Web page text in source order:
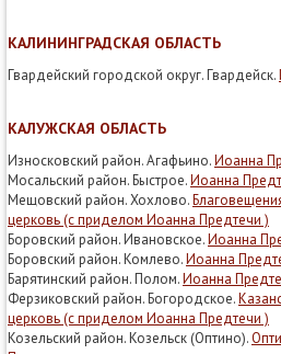
КАЛИНИНГРАДСКАЯ ОБЛАСТЬ
Гвардейский городской округ. Гвардейск.
КАЛУЖСКАЯ ОБЛАСТЬ
Износковский район. Агафьино.Иоанна
Мосальский район. Быстрое.Иоанна
Мещовский район. Хохлово.
церковь (с приделом Иоанна Предтечи )
Боровский район. Ивановское.Иоанна
Боровский район. Комлево.Иоанна
Барятинский район. Полом.Иоанна
Ферзиковский район. Богородское.
церковь (с приделом Иоанна Предтечи )
Козельский район. Козельск (Оптино).